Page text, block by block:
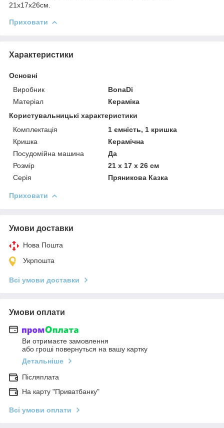
21х17х26см.
Приховати
Характеристики
Основні
Виробник
BonaDi
Матеріал
Кераміка
Користувальницькі характеристики
Комплектація
1 ємність, 1 кришка
Кришка
Керамічна
Посудомійна машина
Да
Розмір
21 х 17 х 26 см
Серія
Пряникова Казка
Приховати
Умови доставки
Нова Пошта
Укрпошта
Всі умови доставки
Умови оплати
Ви отримаєте замовлення
або гроші повернуться на вашу картку
Детальніше
Післяплата
На карту "Приватбанку"
Всі умови оплати